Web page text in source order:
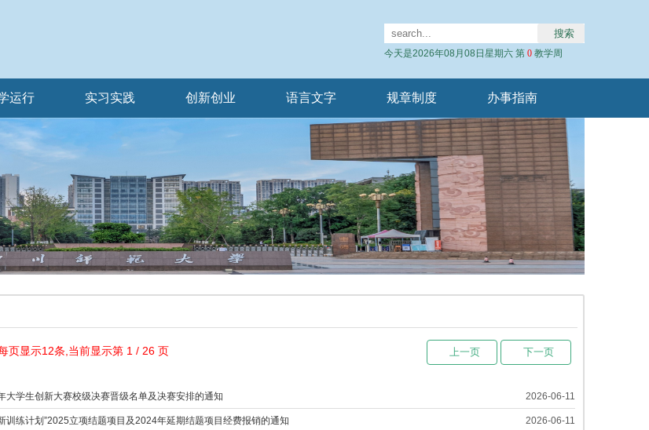
今天是2026年08月08日星期六 第 0 教学周
运行 实习实践 创新创业 语言文字 规章制度 办事指南
页显示12条,当前显示第 1 / 26 页
2026-06-11
大学生创新大赛校级决赛晋级名单及决赛安排的通知
2026-06-11
训练计划”2025立项结题项目及2024年延期结题项目经费报销的通知